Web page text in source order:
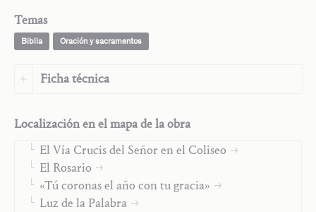
Temas
Biblia Oración y sacramentos
Ficha técnica
Idioma original: Alemán
Editorial: Saint John Publications
Traductor: Comunidad San Juan
Año: 2022
Tipo: Fragmento
Localización en el mapa de la obra
Meditar cristianamente
Rey David
«Venid y ved»
San Pablo lucha con su comunidad
El libro del Cordero
El Vía Crucis del Señor en el Coliseo
El Rosario
«Tú coronas el año con tu gracia»
Luz de la Palabra